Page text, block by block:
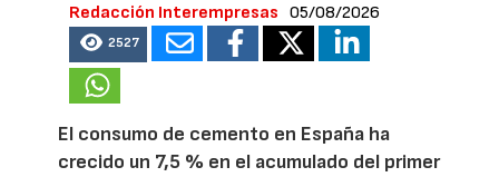
Redacción Interempresas 05/08/2026
2527
El consumo de cemento en España ha
crecido un 7,5 % en el acumulado del primer